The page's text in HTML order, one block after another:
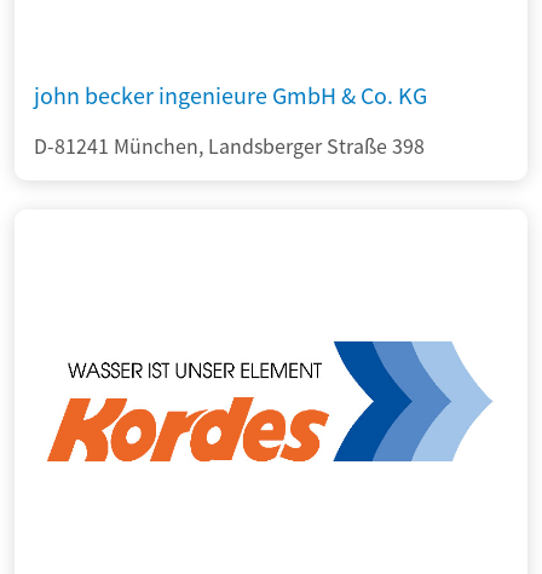
john becker ingenieure GmbH & Co. KG
D-81241 München, Landsberger Straße 398